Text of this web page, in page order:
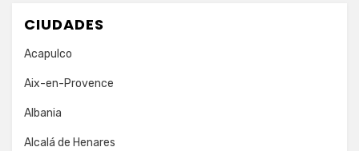
CIUDADES
Acapulco
Aix-en-Provence
Albania
Alcalá de Henares